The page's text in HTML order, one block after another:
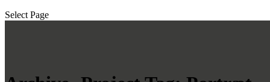
Select Page